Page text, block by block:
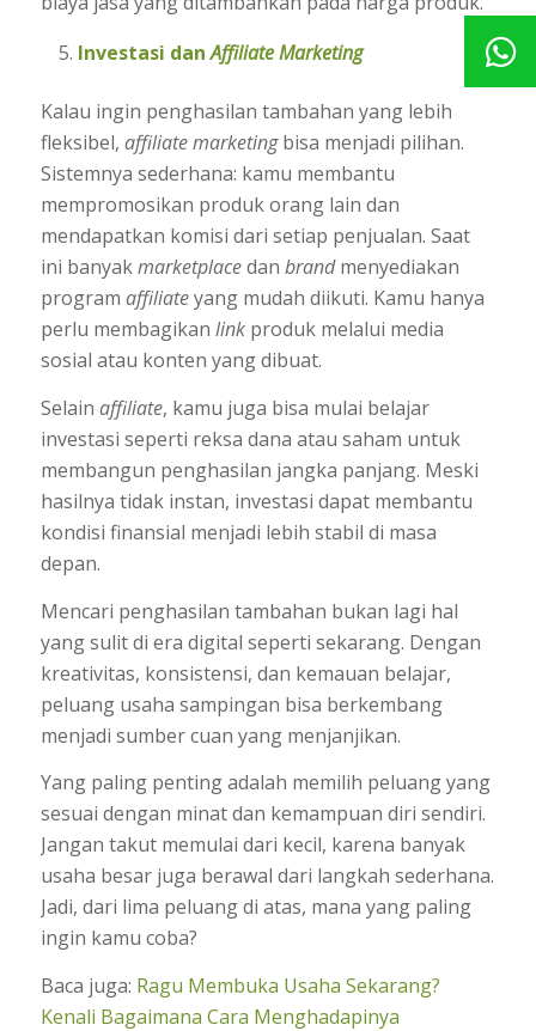
Investasi danAffiliate Marketing
Kalau ingin penghasilan tambahan yang lebih
fleksibel, affiliate marketingbisa menjadi pilihan.
Sistemnya sederhana: kamu membantu
mempromosikan produk orang lain dan
mendapatkan komisi dari setiap penjualan. Saat
ini banyakmarketplacedan brandmenyediakan
program affiliateyang mudah diikuti. Kamu hanya
perlu membagikan linkproduk melalui media
sosial atau konten yang dibuat.
Selain affiliate, kamu juga bisa mulai belajar
investasi seperti reksa dana atau saham untuk
membangun penghasilan jangka panjang. Meski
hasilnya tidak instan, investasi dapat membantu
kondisi finansial menjadi lebih stabil di masa
depan.
Mencari penghasilan tambahan bukan lagi hal
yang sulit di era digital seperti sekarang. Dengan
kreativitas, konsistensi, dan kemauan belajar,
peluang usaha sampingan bisa berkembang
menjadi sumber cuan yang menjanjikan.
Yang paling penting adalah memilih peluang yang
sesuai dengan minat dan kemampuan diri sendiri.
Jangan takut memulai dari kecil, karena banyak
usaha besar juga berawal dari langkah sederhana.
Jadi, dari lima peluang di atas, mana yang paling
ingin kamu coba?
Baca juga: Ragu Membuka Usaha Sekarang?
Kenali Bagaimana Cara Menghadapinya